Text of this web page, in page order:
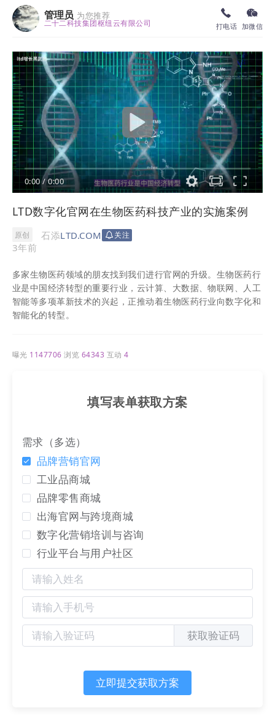
管理员 为您推荐
二十二科技集团枢纽云有限公司 打电话 加微信
0:00/0:00
LTD数字化官网在生物医药科技产业的实施案例
原创 石添LTD.COM 关注
3年前
多家生物医药领域的朋友找到我们进行官网的升级。生物医药行
业是中国经济转型的重要行业，云计算、大数据、物联网、人工
智能等多项革新技术的兴起，正推动着生物医药行业向数字化和
智能化的转型。
曝光 1147706 浏览 64343 互动 4
填写表单获取方案
需求（多选）
品牌营销官网
工业品商城
品牌零售商城
出海官网与跨境商城
数字化营销培训与咨询
行业平台与用户社区
获取验证码
立即提交获取方案